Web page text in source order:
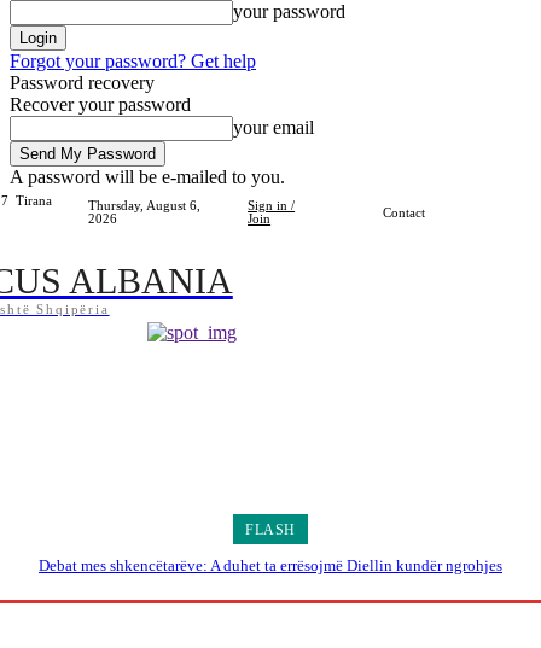
your password
Forgot your password? Get help
Password recovery
Recover your password
your email
A password will be e-mailed to you.
Tirana
Thursday, August 6,
2026
Sign in /
Join
Contact
ALBANIA
Shqipëria
FLASH
Debat mes shkencëtarëve: A duhet ta errësojmë Diellin kundër ngrohjes